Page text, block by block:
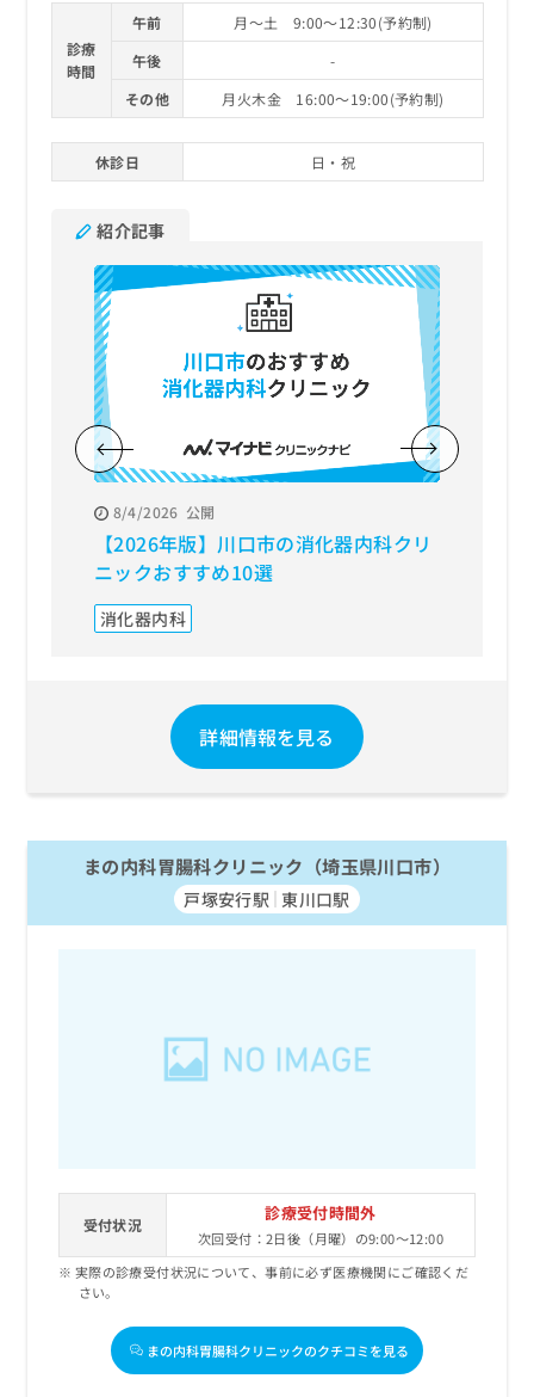
診療
時間
午前
月～土 9:00～12:30(予約制)
午後
-
その他
月火木金 16:00～19:00(予約制)
休診日 日・祝
紹介記事
8/4/2026 公開
【2026年版】川口市の消化器内科クリ
ニックおすすめ10選
消化器内科
詳細情報を見る
まの内科胃腸科クリニック（埼玉県川口市）
戸塚安行駅 東川口駅
受付状況
診療受付時間外
次回受付：2日後（月曜）の9:00～12:00
実際の診療受付状況について、事前に必ず医療機関にご確認くだ
さい。
まの内科胃腸科クリニックのクチコミを見る